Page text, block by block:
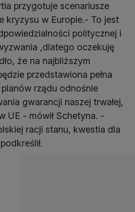
przygotuje scenariusze
kryzysu w Europie.- To jest
politycznej i
,dlatego oczekuję
że na najbliższym
przedstawiona pełna
rządu odnośnie
gwarancji naszej trwałej,
UE - mówił Schetyna. -
racji stanu, kwestia dla